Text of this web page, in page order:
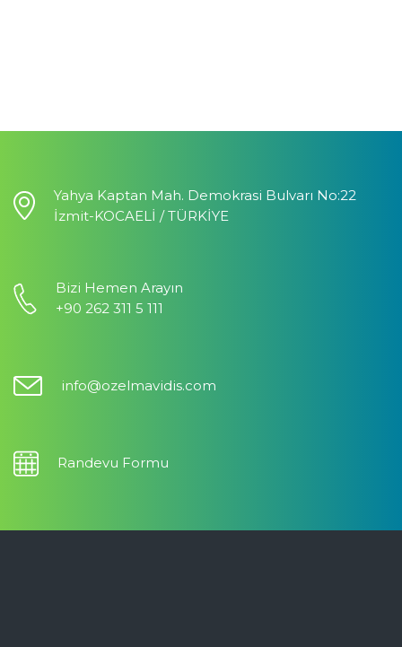
Yahya Kaptan Mah. Demokrasi Bulvarı No:22
İzmit-KOCAELİ / TÜRKİYE
Bizi Hemen Arayın
+90 262 311 5 111
info@ozelmavidis.com
Randevu Formu